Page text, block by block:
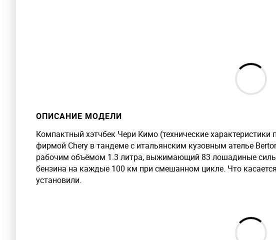
ОПИСАНИЕ МОДЕЛИ
Компактный хэтчбек Чери Кимо (технические
фирмой Chery в тандеме с итальянским кузовным ателье
рабочим объёмом 1.3 литра, выжимающий 83 лошадиные
бензина на каждые 100 км при смешанном цикле. Что
установили.